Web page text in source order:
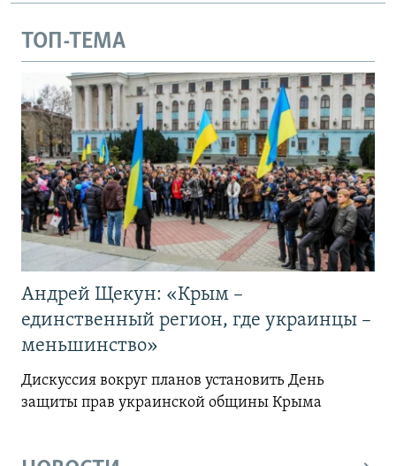
ТОП-ТЕМА
Андрей Щекун: «Крым –
единственный регион, где украинцы –
меньшинство»
Дискуссия вокруг планов установить День
защиты прав украинской общины Крыма